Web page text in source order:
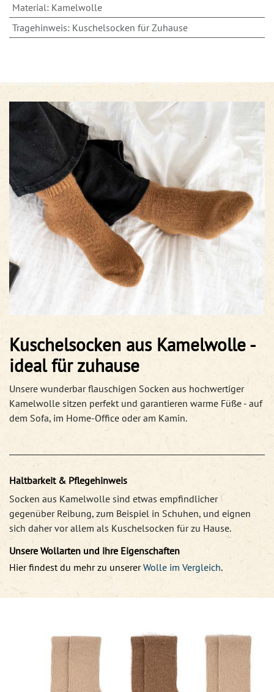
Material: Kamelwolle
Tragehinweis: Kuschelsocken für Zuhause
Kuschelsocken aus Kamelwolle -
ideal für zuhause
Unsere wunderbar flauschigen Socken aus hochwertiger
Kamelwolle sitzen perfekt und garantieren warme Füße - auf
dem Sofa, im Home-Office oder am Kamin.
Haltbarkeit & Pflegehinweis
Socken aus Kamelwolle sind etwas empfindlicher
gegenüber Reibung, zum Beispiel in Schuhen, und eignen
sich daher vor allem als Kuschelsocken für zu Hause.
Unsere Wollarten und ihre Eigenschaften
Hier findest du mehr zu unsererWolle im Vergleich.